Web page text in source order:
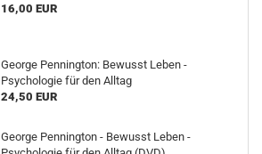
16,00 EUR
George Pennington: Bewusst Leben -
Psychologie für den Alltag
24,50 EUR
George Pennington - Bewusst Leben -